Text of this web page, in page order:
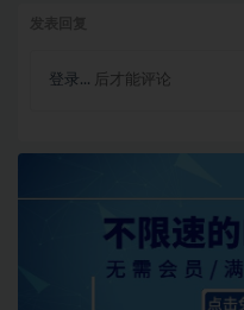
登录... 后才能评论